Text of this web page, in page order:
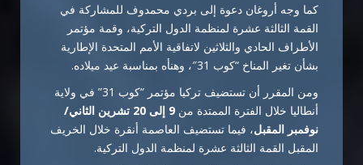
كما وجه أروغان دعوة إلى بردي محمدوف للمشاركة في
القمة الثالثة عشرة لمنظمة الدول التركية، وقمة مؤتمر
الأطراف الحادي والثلاثين لاتفاقية الأمم المتحدة الإطارية
بشأن تغير المناخ “كوب 31″، وهنأه بمناسبة عيد ميلاده.
ومن المقرر أن تستضيف تركيا مؤتمر “كوب 31” في ولاية
أنطاليا خلال الفترة الممتدة من
9 إلى 20 تشرين الثاني/
نوفمبر المقبل، فيما تستضيف العاصمة أنقرة خلال الخريف
المقبل القمة الثالثة عشرة لمنظمة الدول التركية.